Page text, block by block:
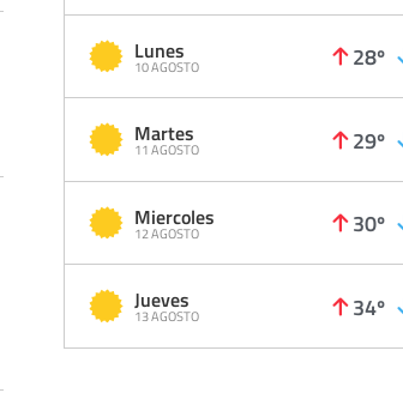
Lunes
10 AGOSTO 28º
Martes
11 AGOSTO 29º
Miercoles
12 AGOSTO 30º
Jueves
13 AGOSTO 34º